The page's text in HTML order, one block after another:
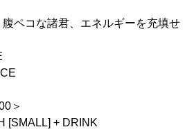
ペコな諸君、エネルギーを充填せ
＞
[SMALL] + DRINK